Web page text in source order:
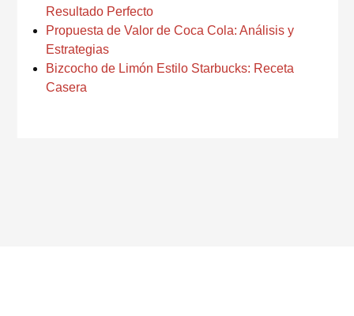
Resultado Perfecto
Propuesta de Valor de Coca Cola: Análisis y
Estrategias
Bizcocho de Limón Estilo Starbucks: Receta
Casera